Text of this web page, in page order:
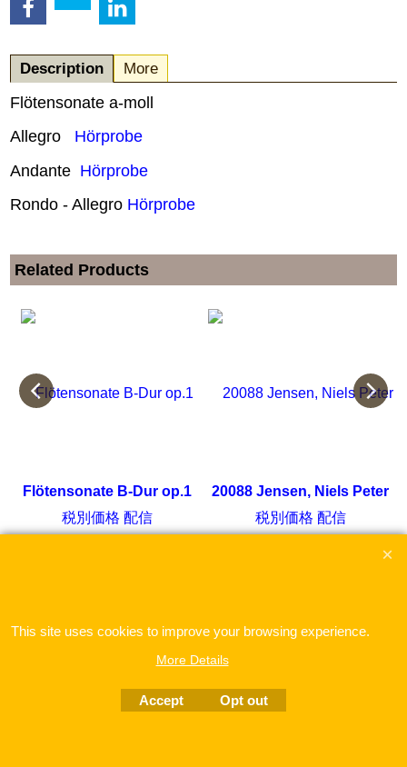
Description More
Flötensonate a-moll
Allegro Hörprobe
Andante Hörprobe
Rondo - Allegro Hörprobe
Related Products
Flötensonate B-Dur op.1
税別価格 配信
20088 Jensen, Niels Peter
税別価格 配信
To create online store
This site uses cookies to improve your browsing experience.
More Details
Accept Opt out